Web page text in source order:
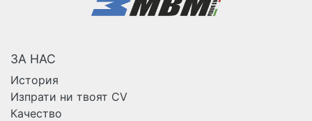
ЗА НАС
История
Изпрати ни твоят CV
Качество